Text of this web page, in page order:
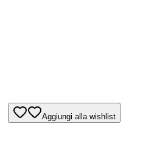
Aggiungi alla wishlist